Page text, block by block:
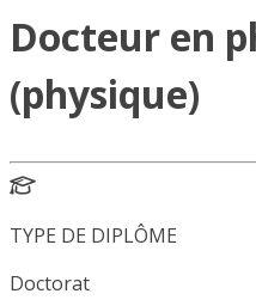
Docteur en
(physique)
TYPE DE DIPLÔME
Doctorat